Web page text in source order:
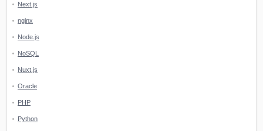
Next.js
nginx
Node.js
NoSQL
Nuxt.js
Oracle
PHP
Python